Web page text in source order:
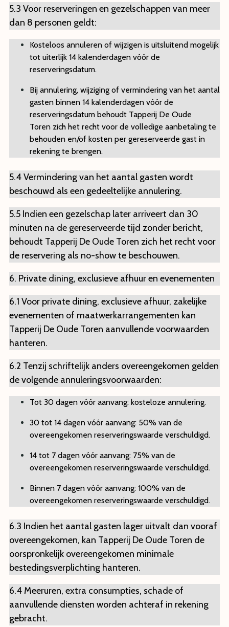
5.3 Voor reserveringen en gezelschappen van meer
dan 8 personen geldt:
Kosteloos annuleren of wijzigen is uitsluitend mogelijk
tot uiterlijk 14 kalenderdagen vóór de
reserveringsdatum.
Bij annulering, wijziging of vermindering van het aantal
gasten binnen 14 kalenderdagen vóór de
reserveringsdatum behoudt Tapperij De Oude
Toren zich het recht voor de volledige aanbetaling te
behouden en/of kosten per gereserveerde gast in
rekening te brengen.
5.4 Vermindering van het aantal gasten wordt
beschouwd als een gedeeltelijke annulering.
5.5 Indien een gezelschap later arriveert dan 30
minuten na de gereserveerde tijd zonder bericht,
behoudt Tapperij De Oude Toren zich het recht voor
de reservering als no-show te beschouwen.
6. Private dining, exclusieve afhuur en evenementen
6.1 Voor private dining, exclusieve afhuur, zakelijke
evenementen of maatwerkarrangementen kan
Tapperij De Oude Toren aanvullende voorwaarden
hanteren.
6.2 Tenzij schriftelijk anders overeengekomen gelden
de volgende annuleringsvoorwaarden:
Tot 30 dagen vóór aanvang: kosteloze annulering.
30 tot 14 dagen vóór aanvang: 50% van de
overeengekomen reserveringswaarde verschuldigd.
14 tot 7 dagen vóór aanvang: 75% van de
overeengekomen reserveringswaarde verschuldigd.
Binnen 7 dagen vóór aanvang: 100% van de
overeengekomen reserveringswaarde verschuldigd.
6.3 Indien het aantal gasten lager uitvalt dan vooraf
overeengekomen, kan Tapperij De Oude Toren de
oorspronkelijk overeengekomen minimale
bestedingsverplichting hanteren.
6.4 Meeruren, extra consumpties, schade of
aanvullende diensten worden achteraf in rekening
gebracht.